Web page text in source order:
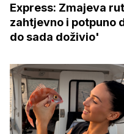
Express: Zmajeva
zahtjevno i potpuno
do sada doživio'